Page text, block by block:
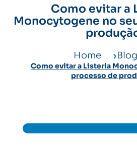
Como evitar a
Monocytogene no
Home Blog
Como evitar a Listeria
processo de